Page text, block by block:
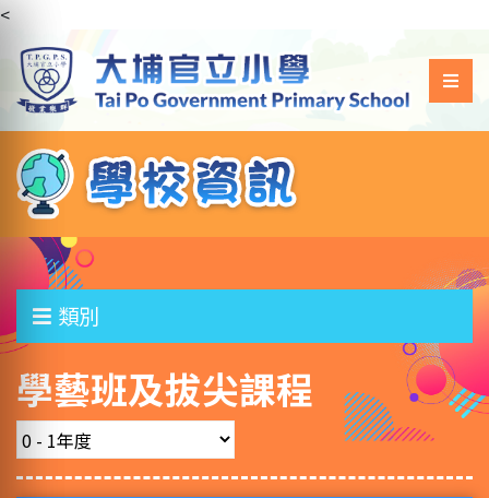
<
類別
學藝班及拔尖課程